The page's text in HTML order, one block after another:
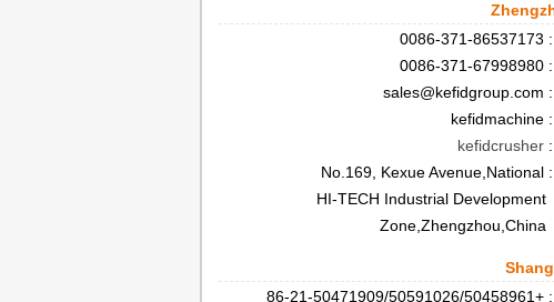
: 0086-371-86537173
: 0086-371-67998980
: sales@kefidgroup.com
: kefidmachine
:
kefidcrusher
: No.169, Kexue Avenue,National
HI-TECH Industrial Development
Zone,Zhengzhou,China
: +86-21-50471909/50591026/50458961